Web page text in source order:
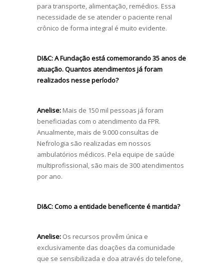
para transporte, alimentação, remédios. Essa
necessidade de se atender o paciente renal
crônico de forma integral é muito evidente.
DI&C:A Fundação está comemorando 35 anos de
atuação. Quantos atendimentos já foram
realizados nesse período?
Anelise: Mais de 150 mil pessoas já foram
beneficiadas com o atendimento da FPR.
Anualmente, mais de 9.000 consultas de
Nefrologia são realizadas em nossos
ambulatórios médicos. Pela equipe de saúde
multiprofissional, são mais de 300 atendimentos
por ano.
DI&C:Como a entidade beneficente é mantida?
Anelise: Os recursos provêm única e
exclusivamente das doações da comunidade
que se sensibilizada e doa através do telefone,